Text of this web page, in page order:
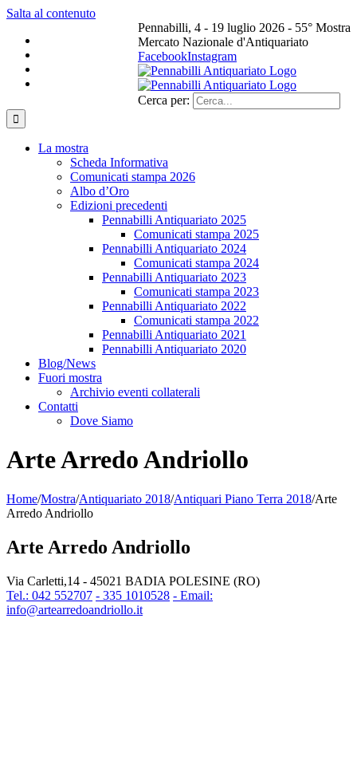
Salta al contenuto
Pennabilli, 4 - 19 luglio 2026 - 55° Mostra
Mercato Nazionale d'Antiquariato
FacebookInstagram
Cerca per:
La mostra
Scheda Informativa
Comunicati stampa 2026
Albo d’Oro
Edizioni precedenti
Pennabilli Antiquariato 2025
Comunicati stampa 2025
Pennabilli Antiquariato 2024
Comunicati stampa 2024
Pennabilli Antiquariato 2023
Comunicati stampa 2023
Pennabilli Antiquariato 2022
Comunicati stampa 2022
Pennabilli Antiquariato 2021
Pennabilli Antiquariato 2020
Blog/News
Fuori mostra
Archivio eventi collaterali
Contatti
Dove Siamo
Arte Arredo Andriollo
Home/Mostra/Antiquariato 2018/Antiquari Piano Terra 2018/Arte
Arredo Andriollo
Arte Arredo Andriollo
Via Carletti,14 - 45021 BADIA POLESINE (RO)
Tel.: 042 552707 - 335 1010528 - Email:
info@artearredoandriollo.it